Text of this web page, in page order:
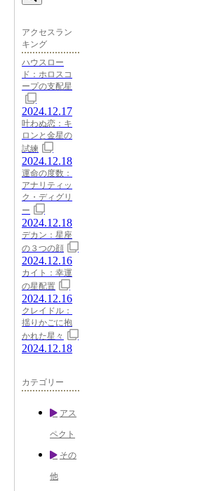
アクセスラン
キング
ハウスロー
ド：ホロスコ
ープの支配星
2024.12.17
叶わぬ恋：キ
ロンと金星の
試練
2024.12.18
運命の度数：
アナリティッ
ク・ディグリ
ー
2024.12.18
デカン：星座
の３つの顔
2024.12.16
カイト：幸運
の星配置
2024.12.16
クレイドル：
揺りかごに抱
かれた星々
2024.12.18
カテゴリー
アス
ペクト
その
他